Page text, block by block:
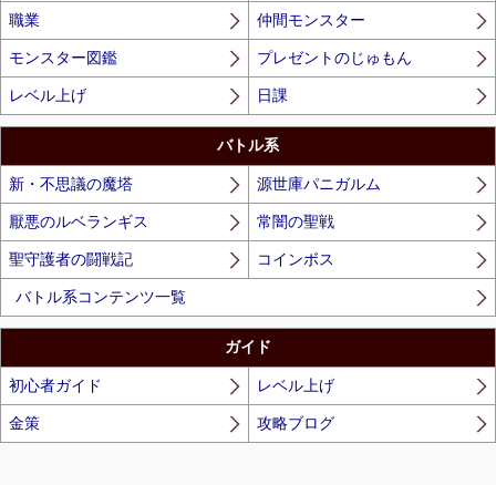
職業 仲間モンスター
モンスター図鑑 プレゼントのじゅもん
レベル上げ 日課
バトル系
新・不思議の魔塔 源世庫パニガルム
厭悪のルベランギス 常闇の聖戦
聖守護者の闘戦記 コインボス
バトル系コンテンツ一覧
ガイド
初心者ガイド レベル上げ
金策 攻略ブログ